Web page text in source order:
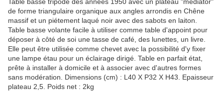
de forme triangulaire organique aux angles arrondis en Chêne
massif et un piétement laqué noir avec des sabots en laiton.
Table basse volante facile à utiliser comme table d'appoint pour
déposer à côté de soi une tasse de café, des lunettes, un livre.
Elle peut être utilisée comme chevet avec la possibilité d'y fixer
une lampe étau pour un éclairage dirigé. Table en parfait état,
prête à installer à domicile et à associer avec d'autres formes
sans modération. Dimensions (cm) : L40 X P32 X H43. Epaisseur
plateau 2,5. Poids net : 2kg